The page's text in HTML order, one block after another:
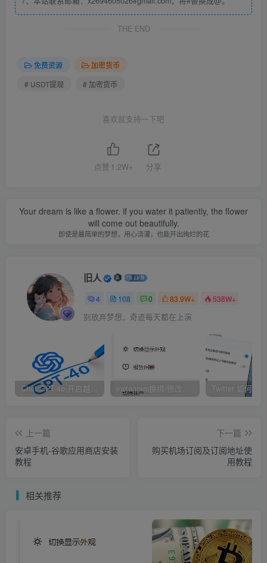
官网无法进行【3视频认证】，若有需要，请下载欧易 APP
上方是教大家如何注册平台账号和做必要的身份认证，下面
1.打开okex交易所网站 ：
此链接不要直接在微信打开，请复制到浏览器打开。
链接如果打不开，可以来找我。
点击右上角【资产管理】—【充值】
2.选择需要充入的币种【USDT】—选择USDT可用的充值网
络【USDT-TRC20】
THE END
免费资源
加密货币
# USDT提现
# 加密货币
喜欢就支持一下吧
点赞 1.2W+ 分享
Your dream is like a flower. if you water it patiently, the flower
will come out beautifully.
即使是最简单的梦想，用心浇灌，也能开出绚烂的花
旧人
4 108 0 83.9W+ 538W+
别放弃梦想，奇迹每天都在上演
Chat GPT-4o 开启越狱模式！ instagram换绑/修改辅助邮箱和手机号码教程
上一篇
安卓手机-谷歌应用商店安装
教程
下一篇
购买机场订阅及订阅地址使
用教程
相关推荐